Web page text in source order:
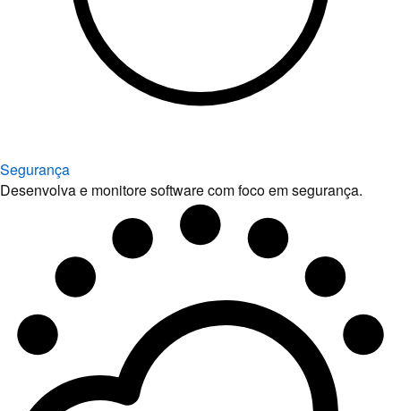
Segurança
Desenvolva e monitore software com foco em segurança.